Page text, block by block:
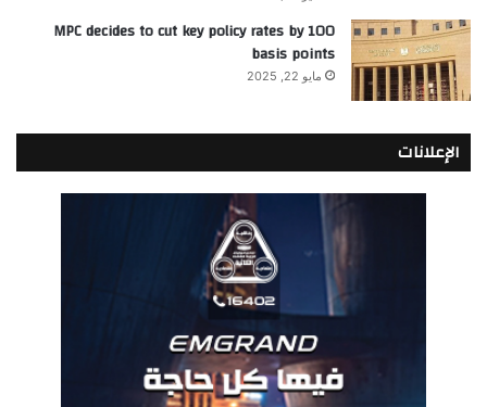
MPC decides to cut key policy rates by 100
basis points
مايو 22, 2025
الإعلانات